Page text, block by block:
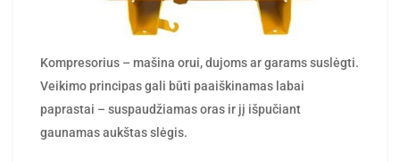
Kompresorius – mašina orui, dujoms ar garams suslėgti.
Veikimo principas gali būti paaiškinamas labai
paprastai – suspaudžiamas oras ir jį išpučiant
gaunamas aukštas slėgis.